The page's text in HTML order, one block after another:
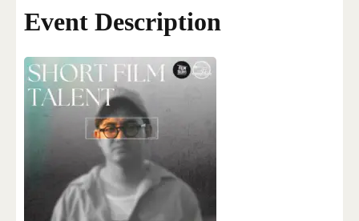
Event Description